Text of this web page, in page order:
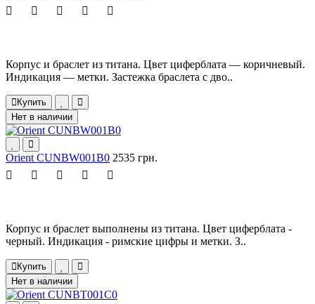
Корпус и браслет из титана. Цвет циферблата — коричневый.
Индикация — метки. Застежка браслета с дво..
Купить
Нет в наличии
Orient CUNBW001B0 2535 грн.
Корпус и браслет выполнены из титана. Цвет циферблата -
черный. Индикация - римские цифры и метки. З..
Купить
Нет в наличии